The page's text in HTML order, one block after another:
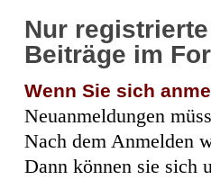
Nur
Beiträge im
Wenn Sie sich
Neuanmeldungen
Nach dem Anmelden
Dann können sie sich